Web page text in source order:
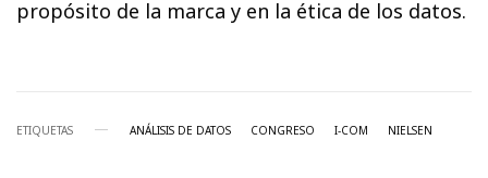
propósito de la marca y en la ética de los datos.
ETIQUETAS ANÁLISIS DE DATOS CONGRESO I-COM NIELSEN